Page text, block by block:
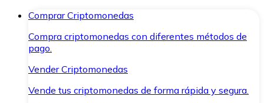
Comprar Criptomonedas
Compra criptomonedas con diferentes métodos de
pago.
Vender Criptomonedas
Vende tus criptomonedas de forma rápida y segura.